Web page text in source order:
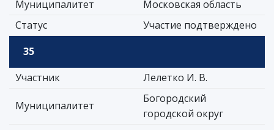
Муниципалитет
Московская область
Статус
Участие подтверждено
35
Участник
Лелетко И. В.
Муниципалитет
Богородский
городской округ